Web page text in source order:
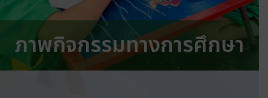
ภาพกิจกรรมทางการศึกษา